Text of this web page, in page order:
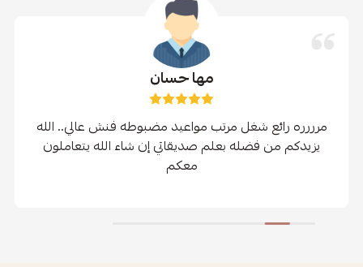
مها حسان
مرررره رائع شغل مرتب مواعيد مضبوطه فنش عالي.. الله
يزيدكم من فضله بعلم صديقاتي إن شاء الله يتعاملون
معكم